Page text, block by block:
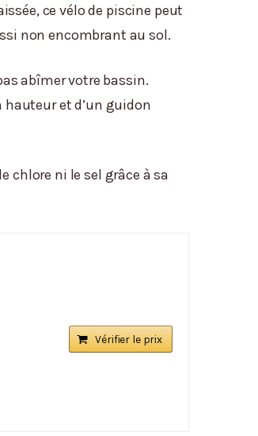
ce vélo de piscine peut
non encombrant au sol.
abîmer votre bassin.
hauteur et d’un guidon
chlore ni le sel grâce à sa
Vérifier le prix